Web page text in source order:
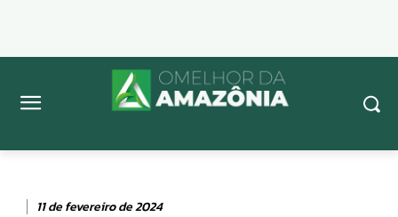
11 de fevereiro de 2024